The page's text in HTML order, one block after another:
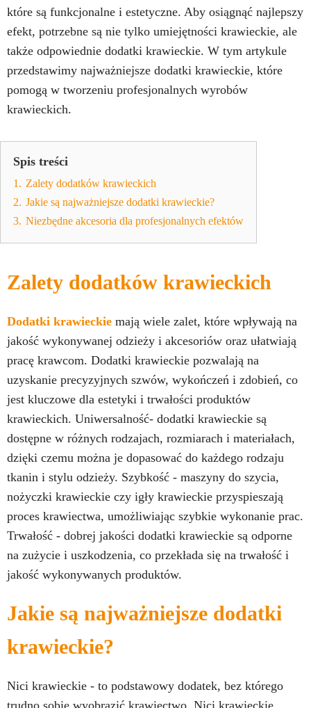
które są funkcjonalne i estetyczne. Aby osiągnąć najlepszy
efekt, potrzebne są nie tylko umiejętności krawieckie, ale
także odpowiednie dodatki krawieckie. W tym artykule
przedstawimy najważniejsze dodatki krawieckie, które
pomogą w tworzeniu profesjonalnych wyrobów
krawieckich.
Spis treści
1. Zalety dodatków krawieckich
2. Jakie są najważniejsze dodatki krawieckie?
3. Niezbędne akcesoria dla profesjonalnych efektów
Zalety dodatków krawieckich
Dodatki krawieckie mają wiele zalet, które wpływają na
jakość wykonywanej odzieży i akcesoriów oraz ułatwiają
pracę krawcom. Dodatki krawieckie pozwalają na
uzyskanie precyzyjnych szwów, wykończeń i zdobień, co
jest kluczowe dla estetyki i trwałości produktów
krawieckich. Uniwersalność- dodatki krawieckie są
dostępne w różnych rodzajach, rozmiarach i materiałach,
dzięki czemu można je dopasować do każdego rodzaju
tkanin i stylu odzieży. Szybkość - maszyny do szycia,
nożyczki krawieckie czy igły krawieckie przyspieszają
proces krawiectwa, umożliwiając szybkie wykonanie prac.
Trwałość - dobrej jakości dodatki krawieckie są odporne
na zużycie i uszkodzenia, co przekłada się na trwałość i
jakość wykonywanych produktów.
Jakie są najważniejsze dodatki
krawieckie?
Nici krawieckie - to podstawowy dodatek, bez którego
trudno sobie wyobrazić krawiectwo. Nici krawieckie